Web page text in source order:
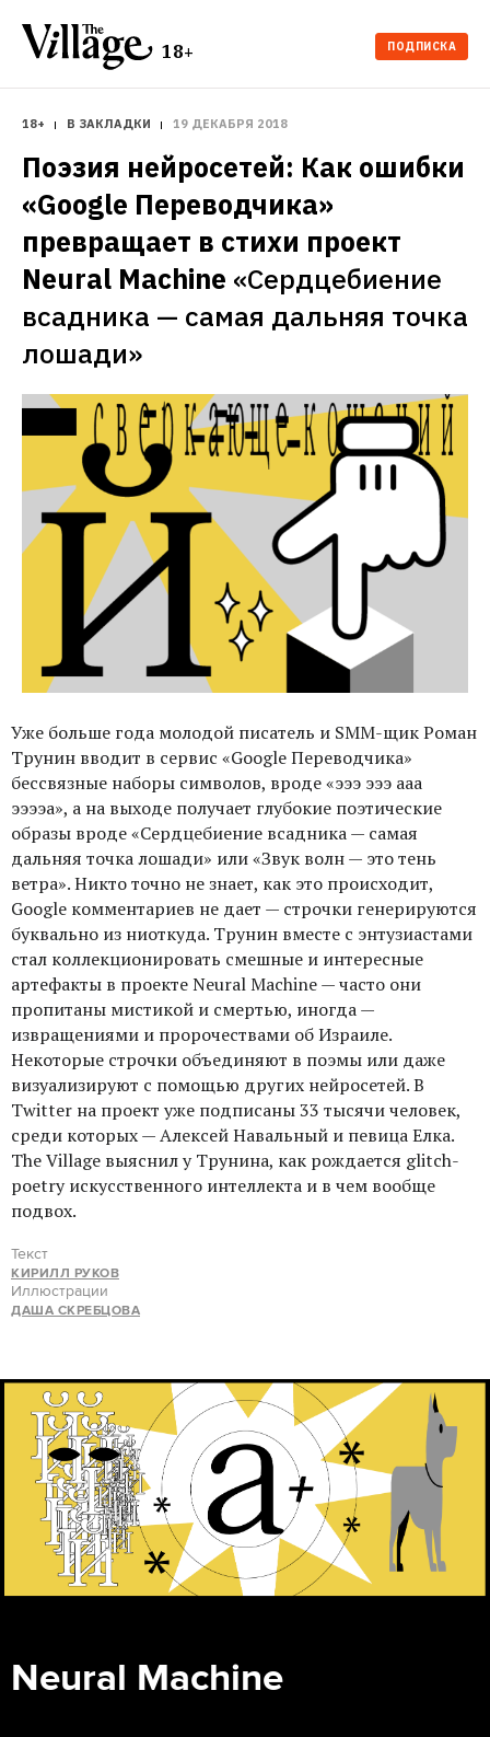
18+ ПОДПИСКА
18+ В ЗАКЛАДКИ 19 ДЕКАБРЯ 2018
Поэзия нейросетей: Как ошибки
«Google Переводчика»
превращает в стихи проект
Neural Machine «Сердцебиение
всадника — самая дальняя точка
лошади»
Уже больше года молодой писатель и SMM-щик Роман
Трунин вводит в сервис «Google Переводчика»
бессвязные наборы символов, вроде «эээ эээ ааа
ээээа», а на выходе получает глубокие поэтические
образы вроде «Сердцебиение всадника — самая
дальняя точка лошади» или «Звук волн — это тень
ветра». Никто точно не знает, как это происходит,
Google комментариев не дает — строчки генерируются
буквально из ниоткуда. Трунин вместе с энтузиастами
стал коллекционировать смешные и интересные
артефакты в проекте Neural Machine — часто они
пропитаны мистикой и смертью, иногда —
извращениями и пророчествами об Израиле.
Некоторые строчки объединяют в поэмы или даже
визуализируют с помощью других нейросетей. В
Twitter на проект уже подписаны 33 тысячи человек,
среди которых — Алексей Навальный и певица Елка.
The Village выяснил у Трунина, как рождается glitch-
poetry искусственного интеллекта и в чем вообще
подвох.
Текст
КИРИЛЛ РУКОВ
Иллюстрации
ДАША СКРЕБЦОВА
Neural Machine